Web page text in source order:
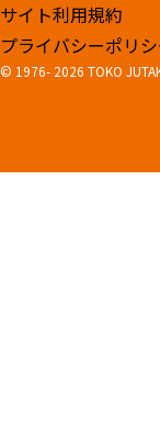
サイト利用規約
プライバシーポリ
© 1976-2026 TOKO